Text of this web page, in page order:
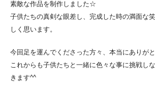
素敵な作品を制作しました☆
子供たちの真剣な眼差し、完成した時の満面な
しく思います。
今回足を運んでくださった方々、本当にありが
これからも子供たちと一緒に色々な事に挑戦し
きます^^